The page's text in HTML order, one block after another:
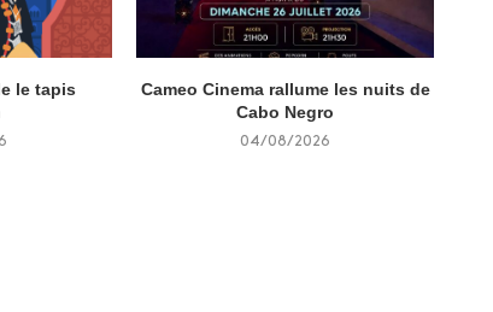
le tapis
Cameo Cinema rallume les nuits de
Cabo Negro
04/08/2026